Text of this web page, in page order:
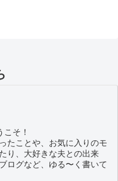
そ！
たことや、お気に入りのモ
り、大好きな夫との出来
ログなど、ゆる〜く書いて